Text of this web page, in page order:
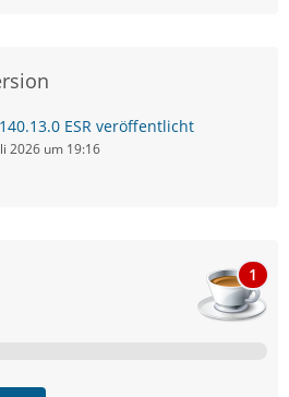
ESR veröffentlicht
2026 um 19:16
1